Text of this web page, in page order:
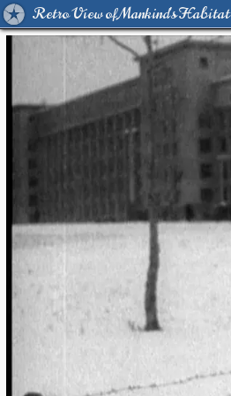
Retro View of Mankind's Habitat